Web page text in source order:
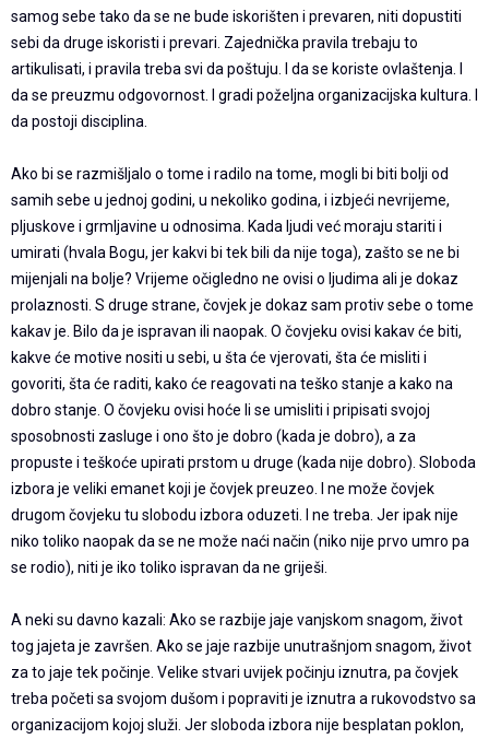
samog sebe tako da se ne bude iskorišten i prevaren, niti dopustiti
sebi da druge iskoristi i prevari. Zajednička pravila trebaju to
artikulisati, i pravila treba svi da poštuju. I da se koriste ovlaštenja. I
da se preuzmu odgovornost. I gradi poželjna organizacijska kultura. I
da postoji disciplina.
Ako bi se razmišljalo o tome i radilo na tome, mogli bi biti bolji od
samih sebe u jednoj godini, u nekoliko godina, i izbjeći nevrijeme,
pljuskove i grmljavine u odnosima. Kada ljudi već moraju stariti i
umirati (hvala Bogu, jer kakvi bi tek bili da nije toga), zašto se ne bi
mijenjali na bolje? Vrijeme očigledno ne ovisi o ljudima ali je dokaz
prolaznosti. S druge strane, čovjek je dokaz sam protiv sebe o tome
kakav je. Bilo da je ispravan ili naopak. O čovjeku ovisi kakav će biti,
kakve će motive nositi u sebi, u šta će vjerovati, šta će misliti i
govoriti, šta će raditi, kako će reagovati na teško stanje a kako na
dobro stanje. O čovjeku ovisi hoće li se umisliti i pripisati svojoj
sposobnosti zasluge i ono što je dobro (kada je dobro), a za
propuste i teškoće upirati prstom u druge (kada nije dobro). Sloboda
izbora je veliki emanet koji je čovjek preuzeo. I ne može čovjek
drugom čovjeku tu slobodu izbora oduzeti. I ne treba. Jer ipak nije
niko toliko naopak da se ne može naći način (niko nije prvo umro pa
se rodio), niti je iko toliko ispravan da ne griješi.
A neki su davno kazali: Ako se razbije jaje vanjskom snagom, život
tog jajeta je završen. Ako se jaje razbije unutrašnjom snagom, život
za to jaje tek počinje. Velike stvari uvijek počinju iznutra, pa čovjek
treba početi sa svojom dušom i popraviti je iznutra a rukovodstvo sa
organizacijom kojoj služi. Jer sloboda izbora nije besplatan poklon,